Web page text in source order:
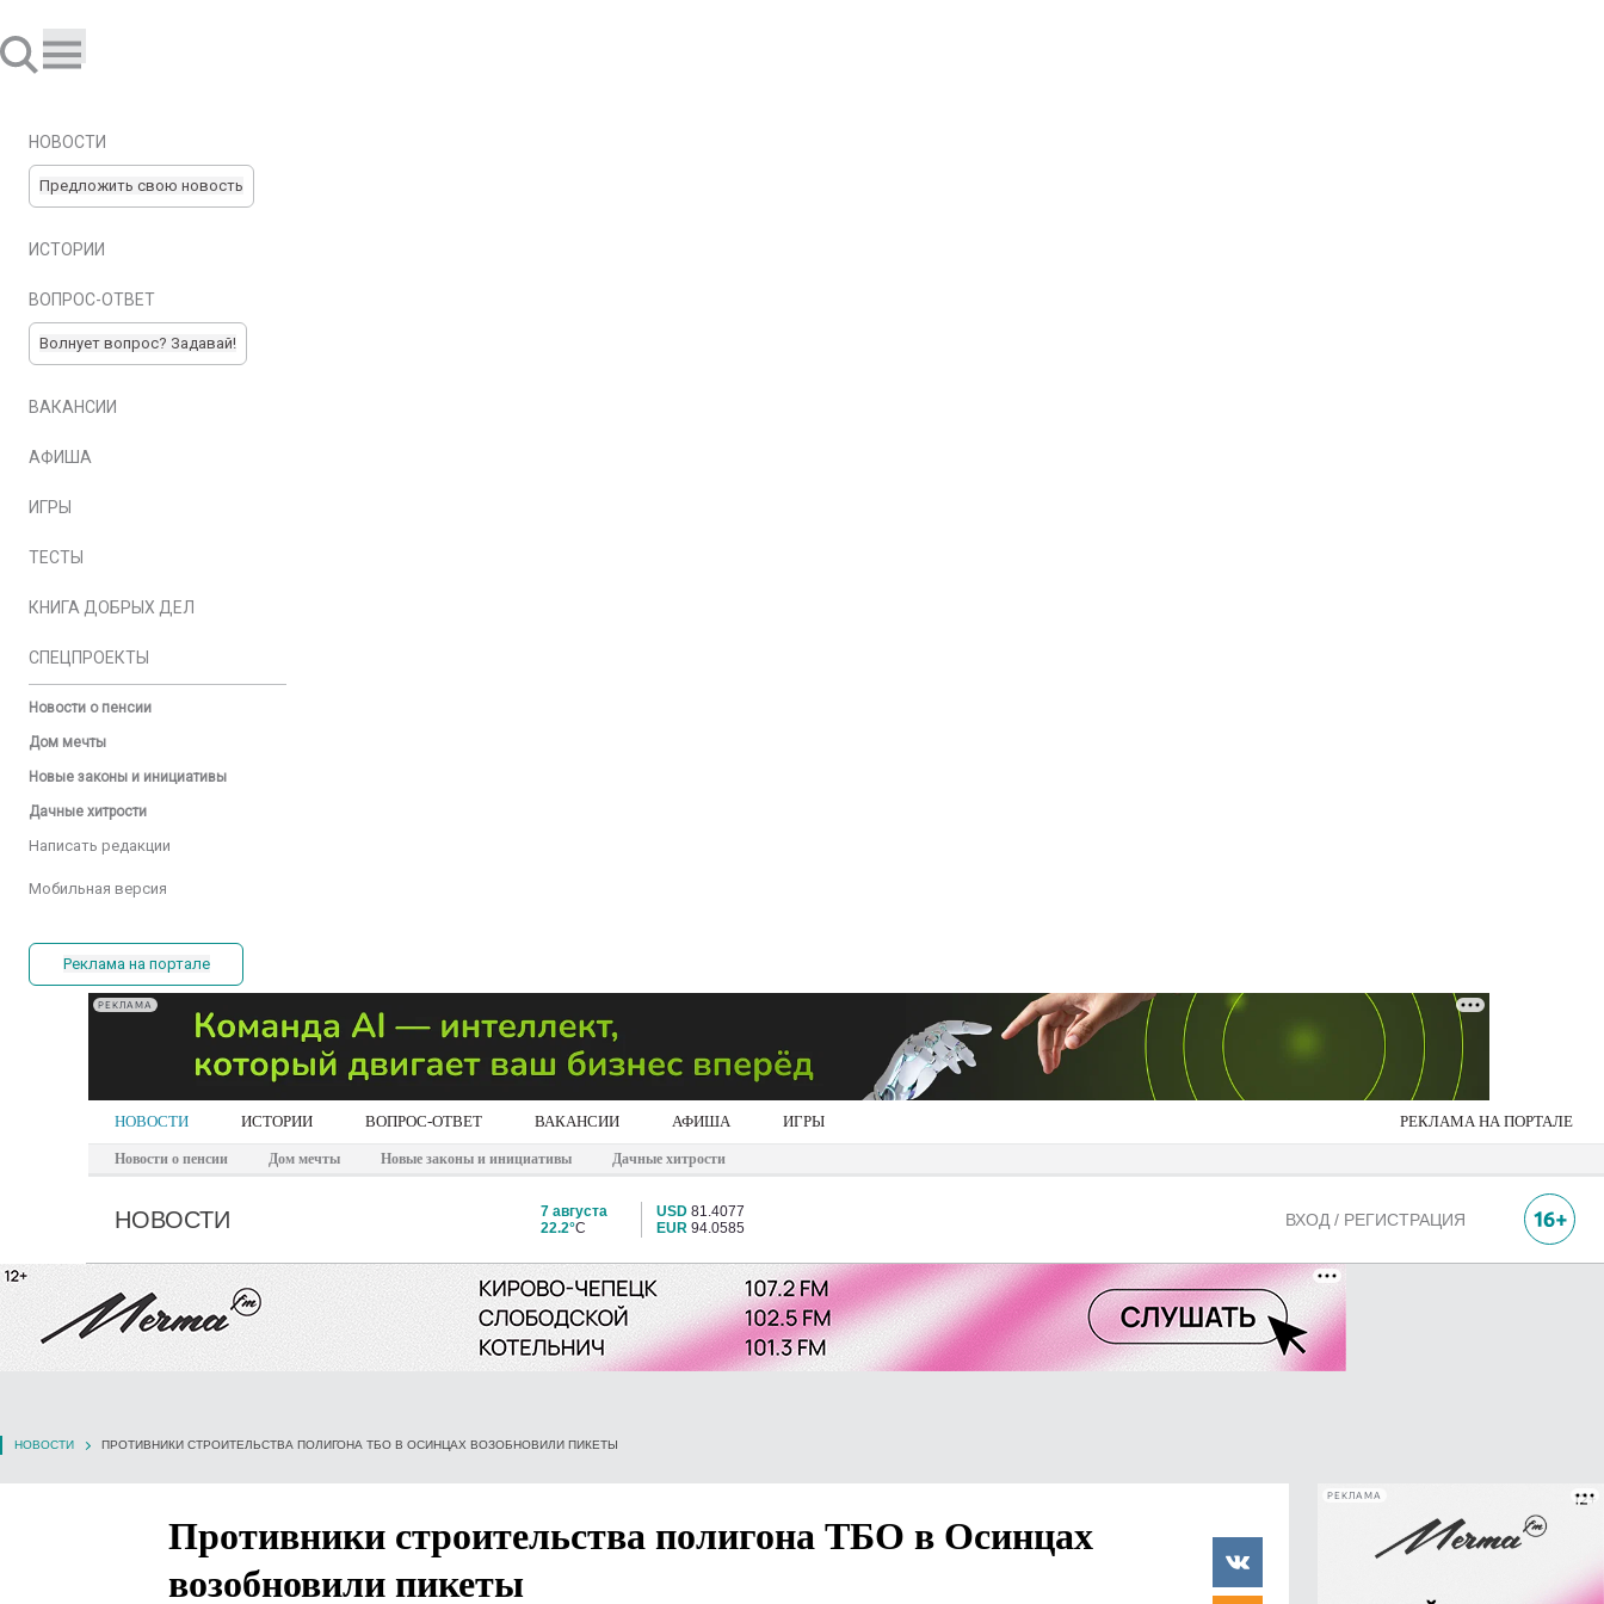
НОВОСТИ
Предложить свою новость
ИСТОРИИ
ВОПРОС-ОТВЕТ
Волнует вопрос? Задавай!
ВАКАНСИИ
АФИША
ИГРЫ
ТЕСТЫ
КНИГА ДОБРЫХ ДЕЛ
СПЕЦПРОЕКТЫ
Новости о пенсии
Дом мечты
Новые законы и инициативы
Дачные хитрости
Написать редакции
Мобильная версия
Реклама на портале
РЕКЛАМА
НОВОСТИ ИСТОРИИ ВОПРОС-ОТВЕТ ВАКАНСИИ АФИША ИГРЫ РЕКЛАМА НА ПОРТАЛЕ
Новости о пенсии Дом мечты Новые законы и инициативы Дачные хитрости
НОВОСТИ
7 августа
22.2°C
USD 81.4077
EUR 94.0585 ВХОД / РЕГИСТРАЦИЯ
НОВОСТИ ПРОТИВНИКИ СТРОИТЕЛЬСТВА ПОЛИГОНА ТБО В ОСИНЦАХ ВОЗОБНОВИЛИ ПИКЕТЫ
Противники строительства полигона ТБО в Осинцах
возобновили пикеты
РЕКЛАМА